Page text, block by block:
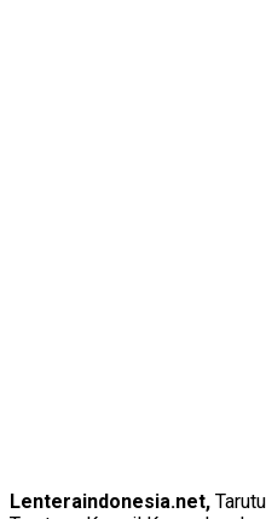
Lenteraindonesia.net,